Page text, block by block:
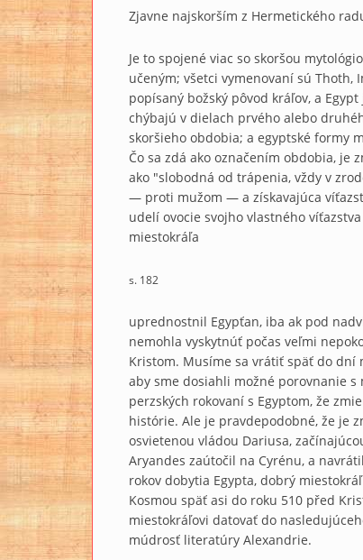
Zjavne najskorším z Hermetického
Je to spojené viac so skoršou
učeným; všetci vymenovaní sú Thoth,
popísaný božský pôvod kráľov, a
chýbajú v dielach prvého alebo
skoršieho obdobia; a egyptské formy
Čo sa zdá ako označením obdobia, je
ako "slobodná od trápenia, vždy v
— proti mužom — a získavajúca
udelí ovocie svojho vlastného
miestokráľa
s. 182
uprednostnil Egypťan, iba ak pod
nemohla vyskytnúť počas veľmi
Kristom. Musíme sa vrátiť späť do dní
aby sme dosiahli možné porovnanie
perzských rokovaní s Egyptom, že
histórie. Ale je pravdepodobné, že je
osvietenou vládou Dariusa,
Aryandes zaútočil na Cyrénu, a
rokov dobytia Egypta, dobrý
Kosmou späť asi do roku 510 před
miestokráľovi datovať do
múdrosť literatúry Alexandrie.